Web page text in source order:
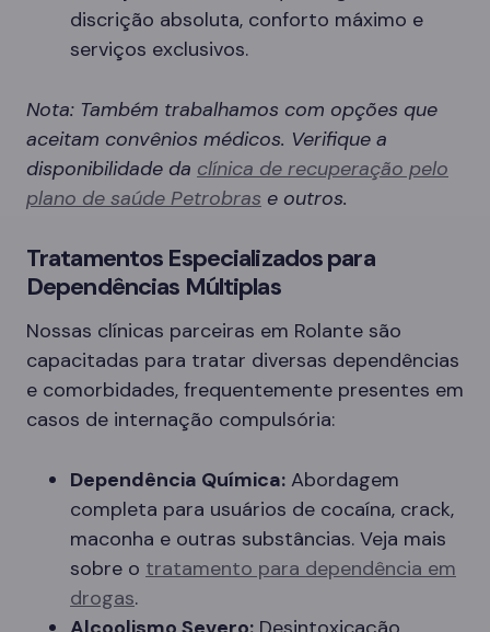
discrição absoluta, conforto máximo e
serviços exclusivos.
Nota: Também trabalhamos com opções que
aceitam convênios médicos. Verifique a
disponibilidade da clínica de recuperação pelo
plano de saúde Petrobras e outros.
Tratamentos Especializados para
Dependências Múltiplas
Nossas clínicas parceiras em Rolante são
capacitadas para tratar diversas dependências
e comorbidades, frequentemente presentes em
casos de internação compulsória:
Dependência Química: Abordagem
completa para usuários de cocaína, crack,
maconha e outras substâncias. Veja mais
sobre o tratamento para dependência em
drogas.